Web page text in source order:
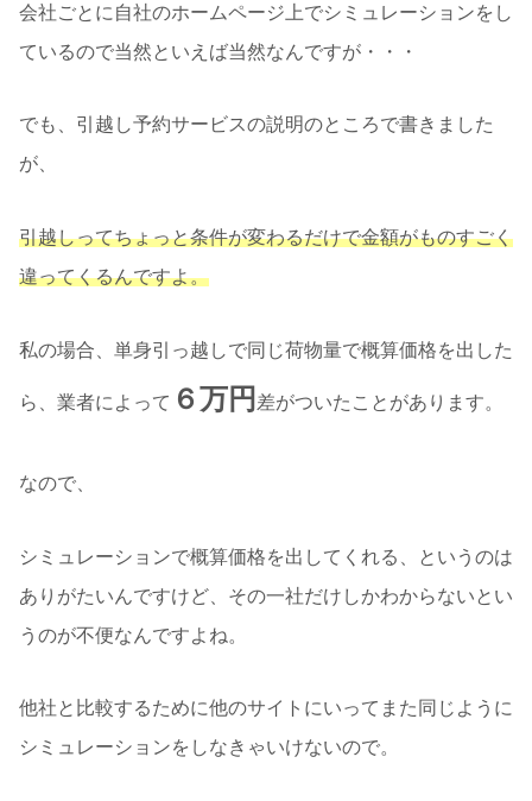
会社ごとに自社のホームページ上でシミュレーションをし
ているので当然といえば当然なんですが・・・
でも、引越し予約サービスの説明のところで書きました
が、
引越しってちょっと条件が変わるだけで金額がものすごく
違ってくるんですよ。
私の場合、単身引っ越しで同じ荷物量で概算価格を出した
ら、業者によって ６万円 差がついたことがあります。
なので、
シミュレーションで概算価格を出してくれる、というのは
ありがたいんですけど、その一社だけしかわからないとい
うのが不便なんですよね。
他社と比較するために他のサイトにいってまた同じように
シミュレーションをしなきゃいけないので。